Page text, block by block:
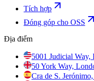
Tích hợp
Đóng góp cho OSS
Địa điểm
5001 Judicial
50 York Way,
Cra de S.